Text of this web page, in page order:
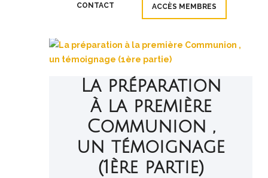
CONTACT ACCÈS MEMBRES
La préparation
à la première
Communion ,
un témoignage
(1ère partie)